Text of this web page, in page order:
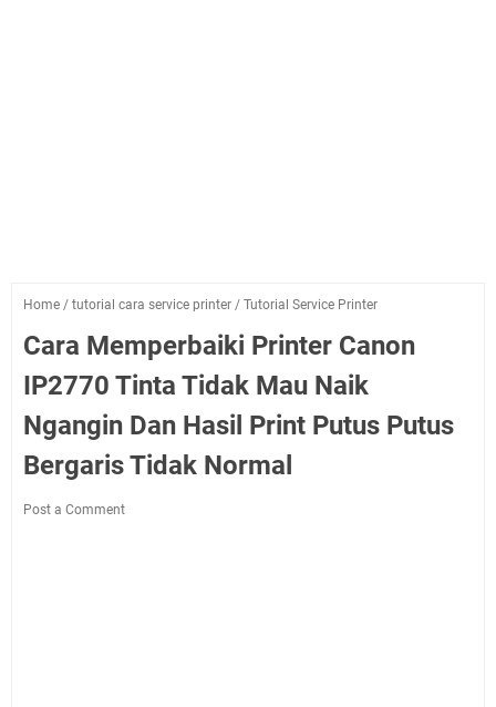
Home / tutorial cara service printer / Tutorial Service Printer
Cara Memperbaiki Printer Canon
IP2770 Tinta Tidak Mau Naik
Ngangin Dan Hasil Print Putus Putus
Bergaris Tidak Normal
Post a Comment